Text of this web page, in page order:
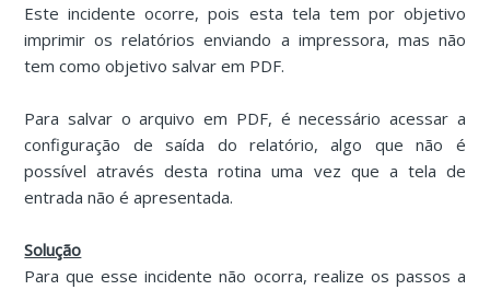
Este incidente ocorre, pois esta tela tem por objetivo
imprimir os relatórios enviando a impressora, mas não
tem como objetivo salvar em PDF.
Para salvar o arquivo em PDF, é necessário acessar a
configuração de saída do relatório, algo que não é
possível através desta rotina uma vez que a tela de
entrada não é apresentada.
Solução
Para que esse incidente não ocorra, realize os passos a